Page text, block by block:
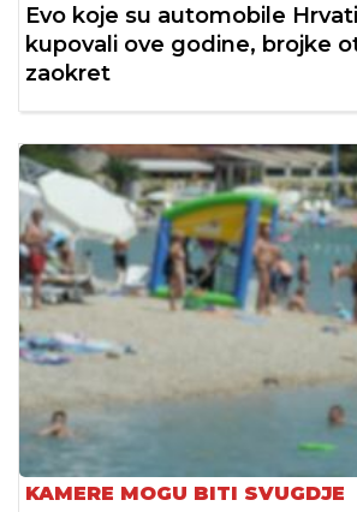
Evo koje su automobile
kupovali ove godine, brojke
zaokret
KAMERE MOGU BITI SVUGDJE